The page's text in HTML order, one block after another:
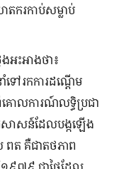
តករកាប់សម្លាប់
ងអះអាងថា៖
ទៅរកការដណ្តើម
ោលការណ៍លទ្ធិប្រជា
ាសន៍ដែលបង្កឡើង
ពត គឺជាតថភាព